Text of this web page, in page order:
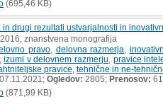
(695,46 KB)
in drugi rezultati ustvarjalnosti in
, 2016, znanstvena monografija
pravo, delovna razmerja
,izumi v delovnem razmerju pravice
pravice tehnične in ne-
07.11.2021; Ogledov: 2805; Prenosov: 61
(871,99 KB)